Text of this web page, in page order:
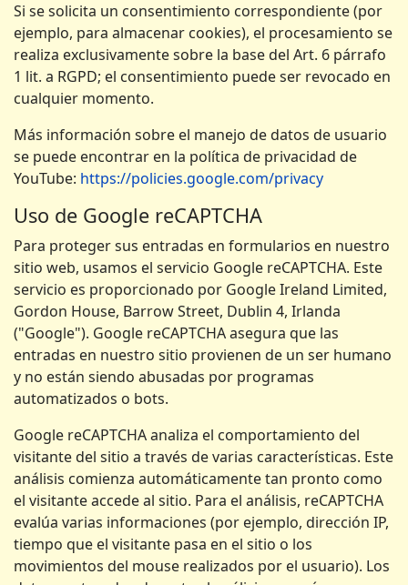
Si se solicita un consentimiento correspondiente (por
ejemplo, para almacenar cookies), el procesamiento se
realiza exclusivamente sobre la base del Art. 6 párrafo
1 lit. a RGPD; el consentimiento puede ser revocado en
cualquier momento.
Más información sobre el manejo de datos de usuario
se puede encontrar en la política de privacidad de
YouTube: https://policies.google.com/privacy
Uso de Google reCAPTCHA
Para proteger sus entradas en formularios en nuestro
sitio web, usamos el servicio Google reCAPTCHA. Este
servicio es proporcionado por Google Ireland Limited,
Gordon House, Barrow Street, Dublin 4, Irlanda
("Google"). Google reCAPTCHA asegura que las
entradas en nuestro sitio provienen de un ser humano
y no están siendo abusadas por programas
automatizados o bots.
Google reCAPTCHA analiza el comportamiento del
visitante del sitio a través de varias características. Este
análisis comienza automáticamente tan pronto como
el visitante accede al sitio. Para el análisis, reCAPTCHA
evalúa varias informaciones (por ejemplo, dirección IP,
tiempo que el visitante pasa en el sitio o los
movimientos del mouse realizados por el usuario). Los